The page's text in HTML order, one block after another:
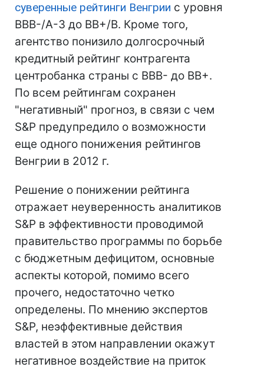
суверенные рейтинги Венгрии с уровня
BBB-/A-3 до BB+/B. Кроме того,
агентство понизило долгосрочный
кредитный рейтинг контрагента
центробанка страны с ВВВ- до BB+.
По всем рейтингам сохранен
"негативный" прогноз, в связи с чем
S&P предупредило о возможности
еще одного понижения рейтингов
Венгрии в 2012 г.
Решение о понижении рейтинга
отражает неуверенность аналитиков
S&P в эффективности проводимой
правительство программы по борьбе
с бюджетным дефицитом, основные
аспекты которой, помимо всего
прочего, недостаточно четко
определены. По мнению экспертов
S&P, неэффективные действия
властей в этом направлении окажут
негативное воздействие на приток